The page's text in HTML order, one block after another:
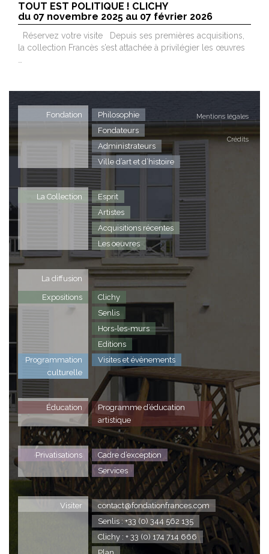
TOUT EST POLITIQUE ! CLICHY
du 07 novembre 2025 au 07 février 2026
Réservez votre visite Depuis ses premières acquisitions,
la collection Francès s’est attachée à privilégier les œuvres
Mentions légales
Crédits
Fondation
Philosophie
Fondateurs
Administrateurs
Ville d’art et d’histoire
La Collection
Esprit
Artistes
Acquisitions récentes
Les oeuvres
La diffusion
Expositions
Clichy
Senlis
Hors-les-murs
Editions
Programmation
culturelle
Visites et évènements
Éducation
Programme d’éducation
artistique
Privatisations
Cadre d’exception
Services
Visiter
contact@fondationfrances.com
Senlis : +33 (0) 344 562 135
Clichy : + 33 (0) 174 714 666